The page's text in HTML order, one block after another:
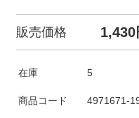
販売価格 1,430
在庫 5
商品コード 4971671-